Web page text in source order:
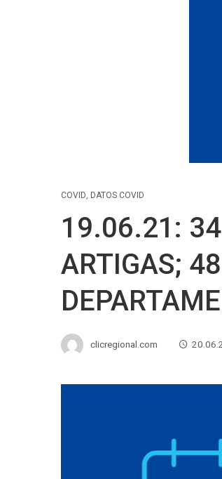
COVID, DATOS COVID
19.06.21: 34
ARTIGAS;
clicregional.com